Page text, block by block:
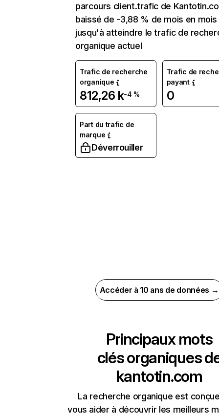
parcours client.trafic de
baissé de -3,88 % de mois en mois
jusqu'à atteindre le trafic de
organique actuel
Trafic de recherche
organique
812,26 k-4 %
Trafic de
payant
0
Part du trafic de
marque
Déverrouiller
Accéder à 10 ans de données →
Principaux mots
clés organiques
kantotin.com
La recherche organique est
vous aider à découvrir les meilleurs